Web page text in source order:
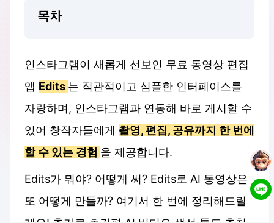
목차
인스타그램이 새롭게 선보인 무료 동영상 편집
앱 Edits 는 직관적이고 심플한 인터페이스를
자랑하며, 인스타그램과 연동해 바로 게시할 수
있어 창작자들에게 촬영, 편집, 공유까지 한 번에
할 수 있는 경험 을 제공합니다.
Edits가 뭐야? 어떻게 써? Edits로 AI 동영상은
또 어떻게 만들까? 여기서 한 번에 정리해드릴